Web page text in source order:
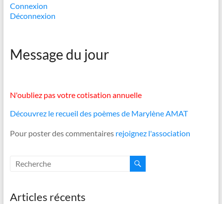
Connexion
Déconnexion
Message du jour
N'oubliez pas votre cotisation annuelle
Découvrez le recueil des poèmes de Marylène AMAT
Pour poster des commentaires rejoignez l'association
Articles récents